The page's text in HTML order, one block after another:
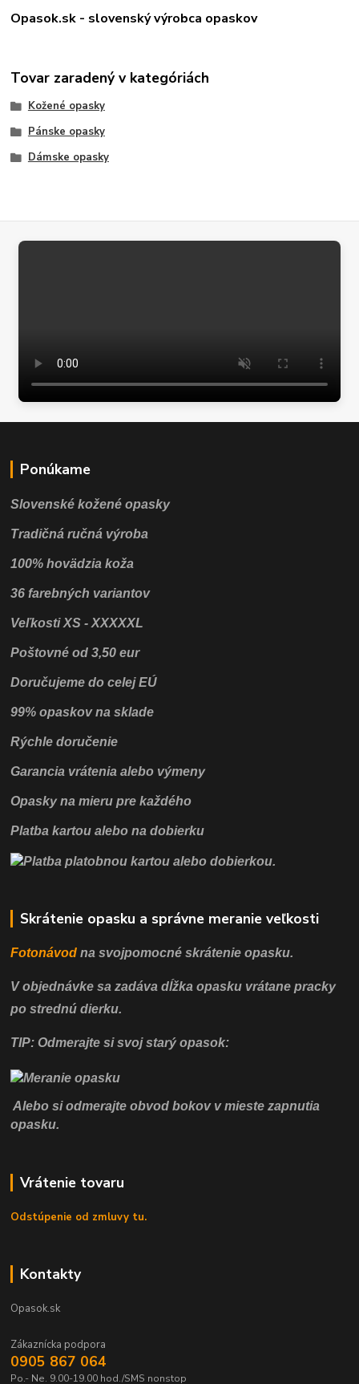
Opasok.sk - slovenský výrobca opaskov
Tovar zaradený v kategóriách
Kožené opasky
Pánske opasky
Dámske opasky
Ponúkame
Slovenské kožené opasky
Tradičná ručná výroba
100% hovädzia koža
36 farebných variantov
Veľkosti XS - XXXXXL
Poštovné od 3,50 eur
Doručujeme do celej EÚ
99% opaskov na sklade
Rýchle doručenie
Garancia vrátenia alebo výmeny
Opasky na mieru pre každého
Platba kartou alebo na dobierku
Skrátenie opasku a správne meranie veľkosti
Fotonávod na svojpomocnéskrátenie opasku.
V objednávke sa zadáva dĺžka opasku vrátane pracky
po strednú dierku.
TIP: Odmerajte si svoj starý opasok:
Alebo si odmerajte obvod bokov v mieste zapnutia
opasku.
Vrátenie tovaru
Odstúpenie od zmluvy tu.
Kontakty
Opasok.sk
Zákaznícka podpora
0905 867 064
Po.- Ne. 9.00-19.00 hod./SMS nonstop